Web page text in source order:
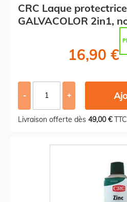
CRC Laque
GALVACOLOR 2in1,
16,90 €
- +
Livraison offerte dès 49,00 €